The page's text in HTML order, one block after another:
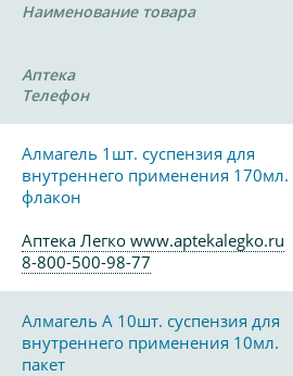
Наименование товара
Аптека
Телефон
Алмагель 1шт. суспензия для
внутреннего применения 170мл.
флакон
Аптека Легко www.aptekalegko.ru
8-800-500-98-77
Алмагель А 10шт. суспензия для
внутреннего применения 10мл.
пакет